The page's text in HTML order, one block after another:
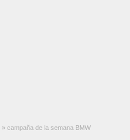
» campaña de la semana BMW